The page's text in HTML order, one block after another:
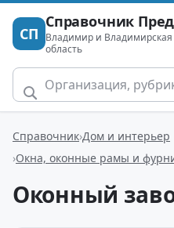
СП
Справочник
Владимир и Владимирская
область
Справочник Дом и интерьер
Окна, оконные рамы и
Оконный